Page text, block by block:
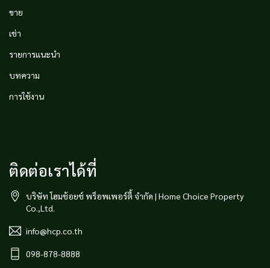
ขาย
เช่า
รายการแนะนำ
บทความ
การใช้งาน
ติดต่อเราได้ที่
บริษัท โฮมช้อยช์ พร็อพเพอร์ตี้ จำกัด | Home Choice Property
Co.,Ltd.
info@hcp.co.th
098-878-8888